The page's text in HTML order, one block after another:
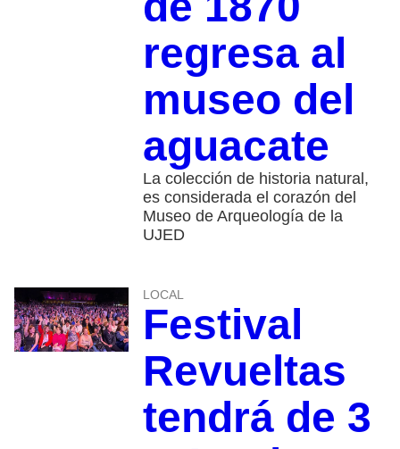
regresa al
museo del
aguacate
La colección de historia natural,
es considerada el corazón del
Museo de Arqueología de la
UJED
LOCAL
Festival
Revueltas
tendrá de 3